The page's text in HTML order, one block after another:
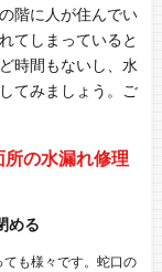
階に人が住んでい
てしまっていると
時間もないし、水
てみましょう。ご
所の水漏れ修理
める
も様々です。蛇口の